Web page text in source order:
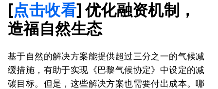
[点击收看] 优化融资机制，
造福自然生态
基于自然的解决方案能提供超过三分之一的气候减
缓措施，有助于实现《巴黎气候协定》中设定的减
碳目标。但是，这些解决方案也需要付出成本。哪